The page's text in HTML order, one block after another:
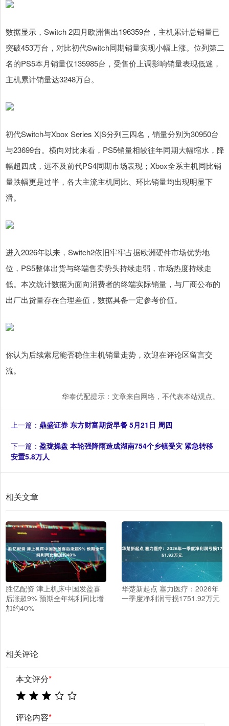
数据显示，Switch 2四月欧洲售出196359台，主机累计总销量已
突破453万台，对比初代Switch同期销量实现小幅上涨。位列第二
名的PS5本月销量仅135985台，受售价上调影响销量表现低迷，
主机累计销量达3248万台。
初代Switch与Xbox Series X|S分列三四名，销量分别为30950台
与23699台。横向对比来看，PS5销量相较往年同期大幅缩水，降
幅超四成，远不及前代PS4同期市场表现；Xbox全系主机同比销
量跌幅更是过半，各大主流主机同比、环比销量均出现明显下
滑。
进入2026年以来，Switch2依旧牢牢占据欧洲硬件市场优势地
位，PS5整体出货与终端售卖势头持续走弱，市场热度持续走
低。本次统计数据为面向消费者的终端实际销量，与厂商公布的
出厂出货量存在合理差值，数据具备一定参考价值。
你认为后续索尼能否稳住主机销量走势，欢迎在评论区留言交
流。
华泰优配提示：文章来自网络，不代表本站观点。
上一篇： 鼎盛证券 东方财富期货早餐 5月21日 周四
下一篇： 盈珑操盘 本轮强降雨造成湖南754个乡镇受灾 紧急转移
安置5.8万人
相关文章
胜亿配资 津上机床中国发盈喜
后涨超9% 预期全年纯利同比增
加约40%
华楚新起点 塞力医疗：2026年
一季度净利润亏损1751.92万元
相关评论
本文评分*
评论内容*